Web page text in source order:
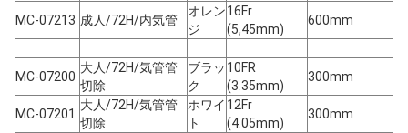
MC-07213 成人/72H/内気管
オレン
ジ
16Fr
(5,45mm)
600mm
MC-07200
大人/72H/気管管
切除
ブラッ
ク
10FR
(3.35mm)
300mm
MC-07201
大人/72H/気管管
切除
ホワイ
ト
12Fr
(4.05mm)
300mm